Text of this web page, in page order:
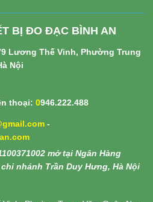
BỊ ĐO ĐẠC BÌNH AN
Lương Thế Vinh, Phường Trung
Nội
thoại: 0946.222.488
-
mở tại Ngân Hàng
nhánh Trần Duy Hưng, Hà Nội